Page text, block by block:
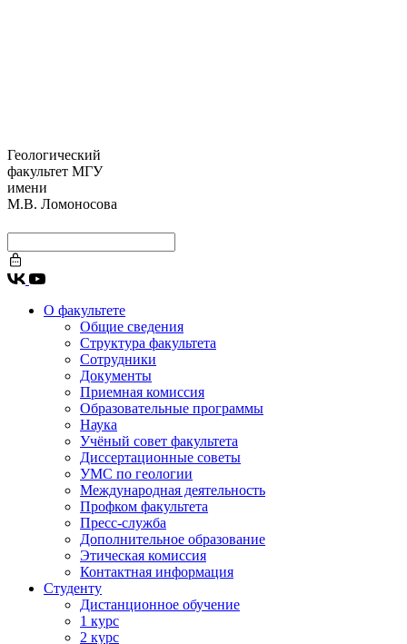
Геологический
факультет МГУ
имени
М.В. Ломоносова
О факультете
Общие сведения
Структура факультета
Сотрудники
Документы
Приемная комиссия
Образовательные программы
Наука
Учёный совет факультета
Диссертационные советы
УМС по геологии
Международная деятельность
Профком факультета
Пресс-служба
Дополнительное образование
Этическая комиссия
Контактная информация
Студенту
Дистанционное обучение
1 курс
2 курс